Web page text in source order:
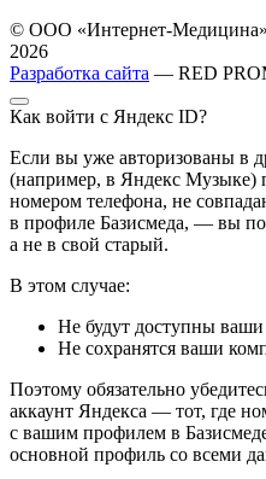
© ООО «Интернет-Медицина»
2026
Разработка сайта — RED
Как войти с Яндекс ID?
Если вы уже авторизованы в
(например, в Яндекс Музыке)
номером телефона, не
в профиле Базисмеда, — вы
а не в свой старый.
В этом случае:
Не будут доступны
Не сохранятся ваши
Поэтому обязательно
аккаунт Яндекса — тот, где
с вашим профилем в
основной профиль со всеми